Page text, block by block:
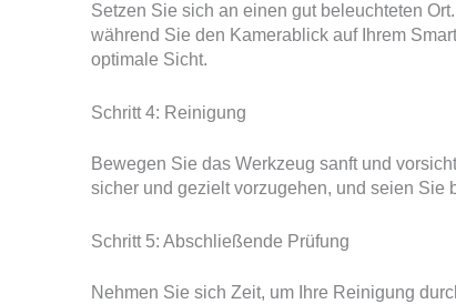
Setzen Sie sich an einen gut beleuchteten
während Sie den Kamerablick auf Ihrem
optimale Sicht.
Schritt 4: Reinigung
Bewegen Sie das Werkzeug sanft und
sicher und gezielt vorzugehen, und seien Sie
Schritt 5: Abschließende Prüfung
Nehmen Sie sich Zeit, um Ihre Reinigung